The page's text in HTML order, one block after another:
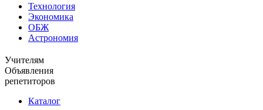
Технология
Экономика
ОБЖ
Астрономия
Учителям
Объявления
репетиторов
Каталог